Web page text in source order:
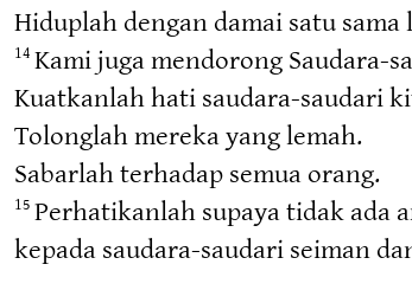
Hiduplah dengan damai satu sama
14 Kami juga mendorong Saudara-
Kuatkanlah hati saudara-saudari
Tolonglah mereka yang lemah.
Sabarlah terhadap semua orang.
15 Perhatikanlah supaya tidak ada
kepada saudara-saudari seiman